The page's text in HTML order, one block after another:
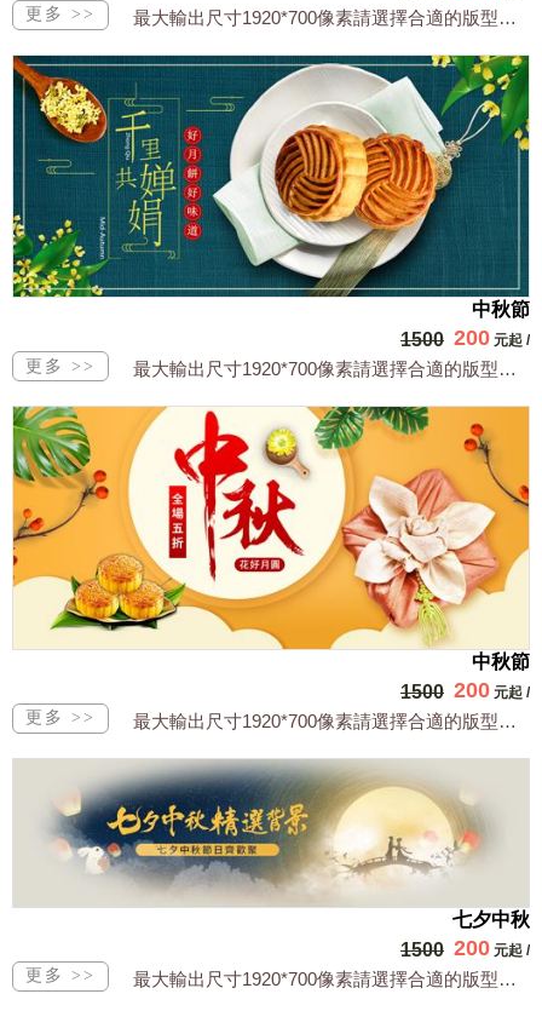
最大輸出尺寸1920*700像素請選擇合適的版型，文字或相關商品圖須由買方提供文...
中秋節
1500 200 元起 /
最大輸出尺寸1920*700像素請選擇合適的版型，文字或相關商品圖須由買方提供文...
中秋節
1500 200 元起 /
最大輸出尺寸1920*700像素請選擇合適的版型，文字或相關商品圖須由買方提供文...
七夕中秋
1500 200 元起 /
最大輸出尺寸1920*700像素請選擇合適的版型，文字或相關商品圖須由買方提供文...